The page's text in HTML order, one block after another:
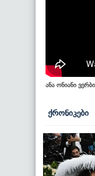
ანა ონიანი
ქრონიკები